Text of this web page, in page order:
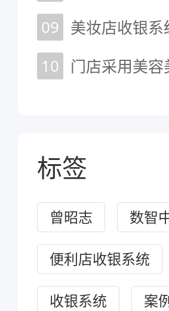
09 美妆店收银系
10
门店采用美
标签
曾昭志 数智
便利店收银系统
收银系统 案